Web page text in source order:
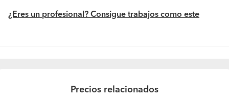
¿Eres un profesional? Consigue trabajos como este
Precios relacionados